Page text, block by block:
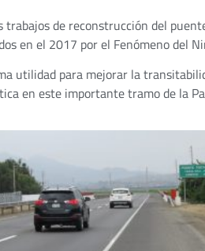
de reconstrucción del
en el 2017 por el Fenómeno del
utilidad para mejorar la
en este importante tramo de la